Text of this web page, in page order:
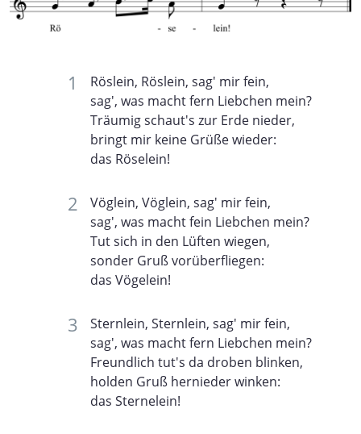
Röslein, Röslein, sag' mir fein,
sag', was macht fern Liebchen mein?
Träumig schaut's zur Erde nieder,
bringt mir keine Grüße wieder:
das Röselein!
Vöglein, Vöglein, sag' mir fein,
sag', was macht fein Liebchen mein?
Tut sich in den Lüften wiegen,
sonder Gruß vorüberfliegen:
das Vögelein!
Sternlein, Sternlein, sag' mir fein,
sag', was macht fern Liebchen mein?
Freundlich tut's da droben blinken,
holden Gruß hernieder winken:
das Sternelein!